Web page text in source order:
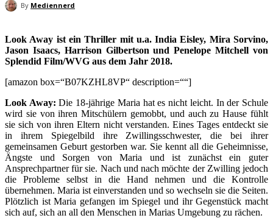
By Mediennerd
Look Away ist ein Thriller mit u.a. India Eisley, Mira Sorvino,
Jason Isaacs, Harrison Gilbertson und Penelope Mitchell von
Splendid Film/WVG aus dem Jahr 2018.
[amazon box=“B07KZHL8VP“ description=““]
Look Away: Die 18-jährige Maria hat es nicht leicht. In der Schule
wird sie von ihren Mitschülern gemobbt, und auch zu Hause fühlt
sie sich von ihren Eltern nicht verstanden. Eines Tages entdeckt sie
in ihrem Spiegelbild ihre Zwillingsschwester, die bei ihrer
gemeinsamen Geburt gestorben war. Sie kennt all die Geheimnisse,
Ängste und Sorgen von Maria und ist zunächst ein guter
Ansprechpartner für sie. Nach und nach möchte der Zwilling jedoch
die Probleme selbst in die Hand nehmen und die Kontrolle
übernehmen. Maria ist einverstanden und so wechseln sie die Seiten.
Plötzlich ist Maria gefangen im Spiegel und ihr Gegenstück macht
sich auf, sich an all den Menschen in Marias Umgebung zu rächen.